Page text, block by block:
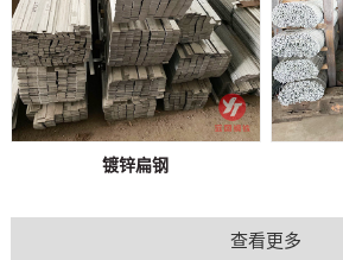
镀锌扁钢
查看更多